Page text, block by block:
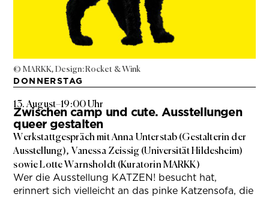
© MARKK, Design: Rocket & Wink
DONNERSTAG
13. August–19:00 Uhr
Zwischen camp und cute. Ausstellungen
queer gestalten
Werkstattgespräch mit Anna Unterstab (Gestalterin der
Ausstellung), Vanessa Zeissig (Universität Hildesheim)
sowie Lotte Warnsholdt (Kuratorin MARKK)
Wer die Ausstellung KATZEN! besucht hat,
erinnert sich vielleicht an das pinke Katzensofa, die